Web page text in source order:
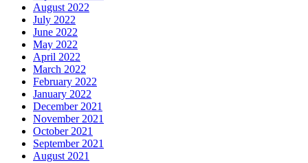
August 2022
July 2022
June 2022
May 2022
April 2022
March 2022
February 2022
January 2022
December 2021
November 2021
October 2021
September 2021
August 2021